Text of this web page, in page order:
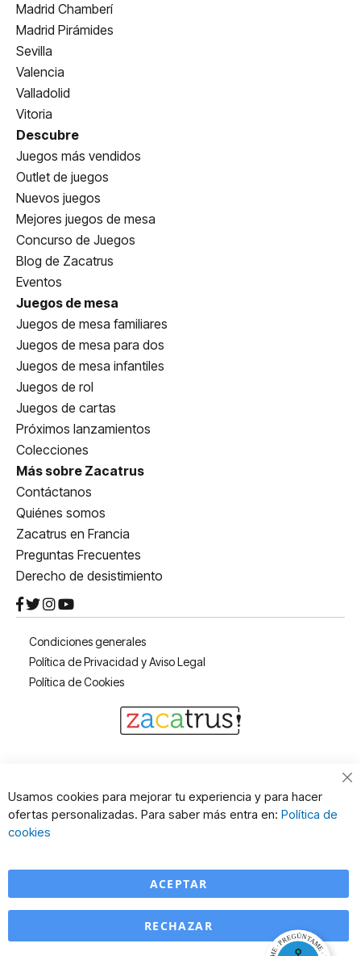
Madrid Chamberí
Madrid Pirámides
Sevilla
Valencia
Valladolid
Vitoria
Descubre
Juegos más vendidos
Outlet de juegos
Nuevos juegos
Mejores juegos de mesa
Concurso de Juegos
Blog de Zacatrus
Eventos
Juegos de mesa
Juegos de mesa familiares
Juegos de mesa para dos
Juegos de mesa infantiles
Juegos de rol
Juegos de cartas
Próximos lanzamientos
Colecciones
Más sobre Zacatrus
Contáctanos
Quiénes somos
Zacatrus en Francia
Preguntas Frecuentes
Derecho de desistimiento
Condiciones generales
Política de Privacidad y Aviso Legal
Política de Cookies
Usamos cookies para mejorar tu experiencia y para hacer
ofertas personalizadas. Para saber más entra en: Política de
cookies
ACEPTAR
RECHAZAR